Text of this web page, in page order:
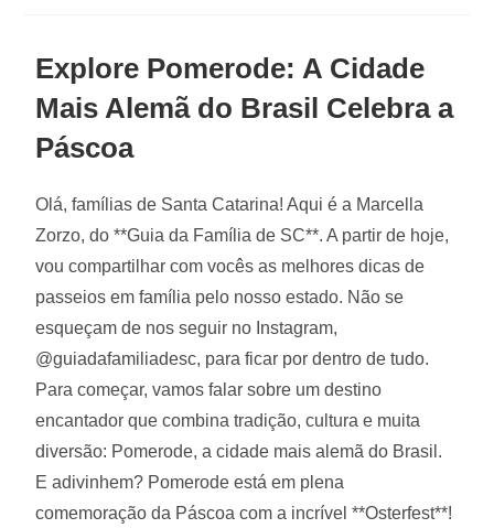
Explore Pomerode: A Cidade
Mais Alemã do Brasil Celebra a
Páscoa
Olá, famílias de Santa Catarina! Aqui é a Marcella
Zorzo, do **Guia da Família de SC**. A partir de hoje,
vou compartilhar com vocês as melhores dicas de
passeios em família pelo nosso estado. Não se
esqueçam de nos seguir no Instagram,
@guiadafamiliadesc, para ficar por dentro de tudo.
Para começar, vamos falar sobre um destino
encantador que combina tradição, cultura e muita
diversão: Pomerode, a cidade mais alemã do Brasil.
E adivinhem? Pomerode está em plena
comemoração da Páscoa com a incrível **Osterfest**!